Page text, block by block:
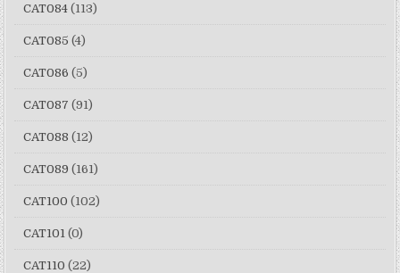
CAT084 (113)
CAT085 (4)
CAT086 (5)
CAT087 (91)
CAT088 (12)
CAT089 (161)
CAT100 (102)
CAT101 (0)
CAT110 (22)